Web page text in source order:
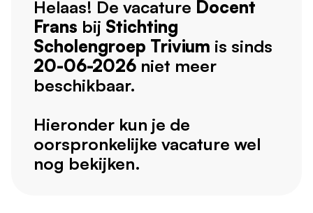
Helaas! De vacature Docent
Frans bij Stichting
Scholengroep Trivium is sinds
20-06-2026 niet meer
beschikbaar.
Hieronder kun je de
oorspronkelijke vacature wel
nog bekijken.